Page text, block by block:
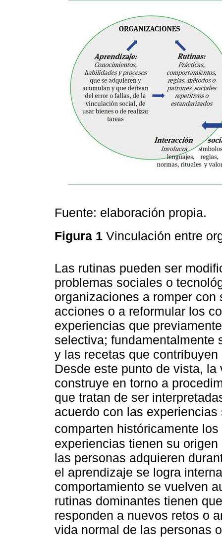
Fuente: elaboración propia.
Figura 1 Vinculación entre
Las rutinas pueden ser
problemas sociales o
organizaciones a romper
acciones o a reformular los
experiencias que
selectiva; fundamentalmente
y las recetas que
Desde este punto de vista,
construye en torno a
que tratan de ser
acuerdo con las
comparten históricamente
experiencias tienen su
las personas adquieren
el aprendizaje se logra
comportamiento se vuelven
rutinas dominantes tienen
responden a nuevos retos o
vida normal de las personas